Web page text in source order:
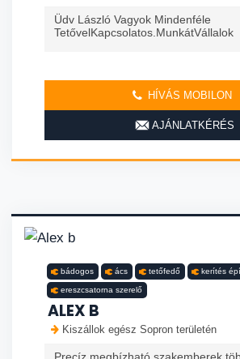
Üdv László Vagyok Mindenféle
TetővelKapcsolatos.MunkátVállalok
HÍVÁS MOBILON
AJÁNLATKÉRÉS
bádogos ács tetőfedő kerítés
ereszcsatorna szerelő
ALEX B
Kiszállok egész Sopron területén